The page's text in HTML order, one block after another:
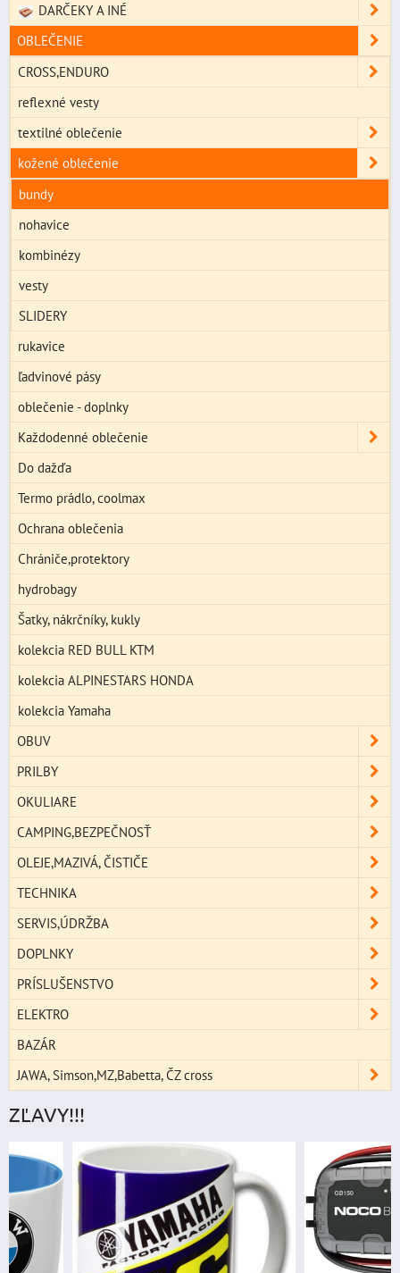
DARČEKY A INÉ
OBLEČENIE
CROSS,ENDURO
reflexné vesty
textilné oblečenie
kožené oblečenie
bundy
nohavice
kombinézy
vesty
SLIDERY
rukavice
ľadvinové pásy
oblečenie - doplnky
Každodenné oblečenie
Do dažďa
Termo prádlo, coolmax
Ochrana oblečenia
Chrániče,protektory
hydrobagy
Šatky, nákrčníky, kukly
kolekcia RED BULL KTM
kolekcia ALPINESTARS HONDA
kolekcia Yamaha
OBUV
PRILBY
OKULIARE
CAMPING,BEZPEČNOSŤ
OLEJE,MAZIVÁ, ČISTIČE
TECHNIKA
SERVIS,ÚDRŽBA
DOPLNKY
PRÍSLUŠENSTVO
ELEKTRO
BAZÁR
JAWA, Simson,MZ,Babetta, ČZ cross
ZĽAVY!!!